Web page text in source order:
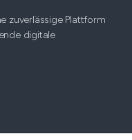
zuverlässige Plattform
digitale